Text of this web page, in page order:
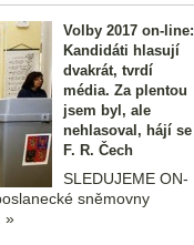
Volby 2017 on-line:
Kandidáti hlasují
dvakrát, tvrdí
média. Za plentou
jsem byl, ale
nehlasoval, hájí se
F. R. Čech
SLEDUJEME ON-
sněmovny
»